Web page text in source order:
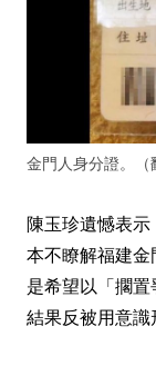
金門人身分證。（
陳玉珍遺憾表
本不瞭解福建
是希望以「擱置
結果反被用意識